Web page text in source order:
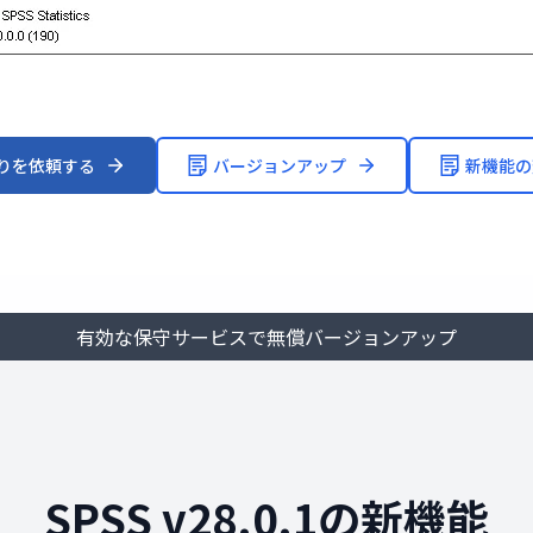
を依頼する バージョンアップ 新機能
有効な保守サービスで無償バージョンアップ
SPSS v28.0.1の新機能